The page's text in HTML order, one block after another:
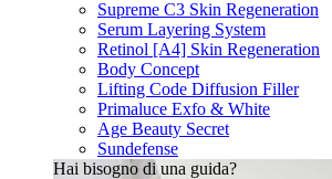
Supreme C3 Skin Regeneration
Serum Layering System
Retinol [A4] Skin Regeneration
Body Concept
Lifting Code Diffusion Filler
Primaluce Exfo & White
Age Beauty Secret
Sundefense
Hai bisogno di una guida?